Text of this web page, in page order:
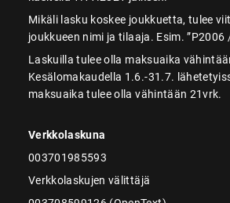
Mikäli lasku koskee joukkuetta, tulee
joukkueen nimi ja tilaaja. Esim.
Laskuilla tulee olla maksuaika
Kesälomakaudella 1.6.-31.7.
maksuaika tulee olla vähintään 21vrk.
Verkkolaskuna
003701985593
Verkkolaskujen välittäjä